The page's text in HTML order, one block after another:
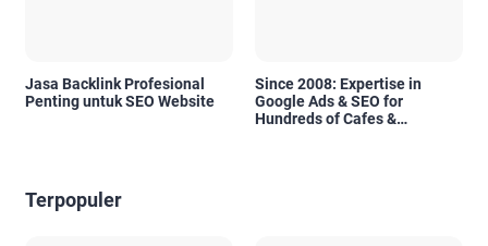
Jasa Backlink Profesional
Penting untuk SEO Website
Since 2008: Expertise in
Google Ads & SEO for
Hundreds of Cafes &
Terpopuler